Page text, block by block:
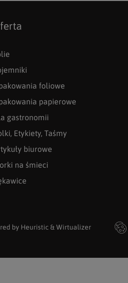
foliowe
papierowe
gastronomii
Etykiety, Taśmy
biurowe
na śmieci
by Heuristic &Wirtualizer